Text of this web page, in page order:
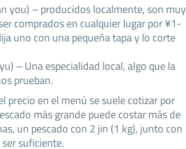
you) – producidos localmente, son muy
comprados en cualquier lugar por ¥1-
uno con una pequeña tapa y lo corte
– Una especialidad local, algo que la
prueban.
precio en el menú se suele cotizar por
más grande puede costar más de
un pescado con 2 jin (1 kg), junto con
suficiente.